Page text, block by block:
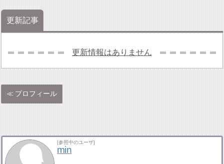
更新記事
更新情報はありません
プロフィール
[参照中のユーザ]
min